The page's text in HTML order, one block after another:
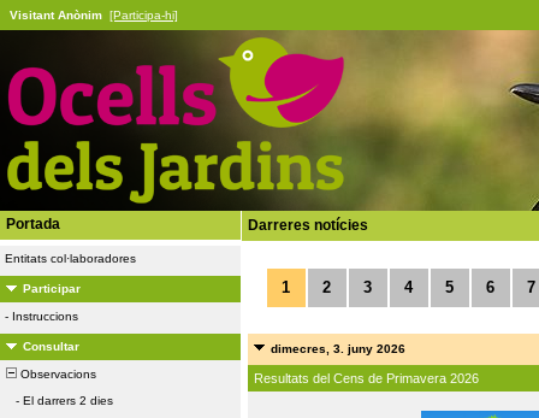
Visitant Anònim [Participa-hi]
Portada
Entitats col·laboradores
Participar
- Instruccions
Consultar
Observacions
- El darrers 2 dies
Darreres notícies
1 2 3 4 5 6 7
dimecres, 3. juny 2026
Resultats del Cens de Primavera 2026